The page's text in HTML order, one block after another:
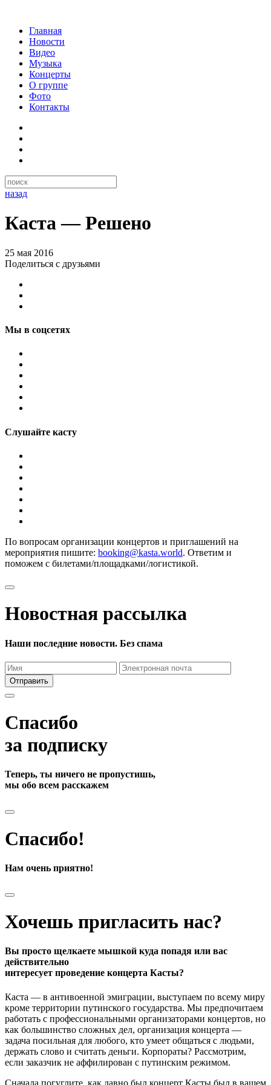
Главная
Новости
Видео
Музыка
Концерты
О группе
Фото
Контакты
назад
Каста — Решено
25 мая 2016
Поделиться с друзьями
Мы в соцсетях
Слушайте касту
По вопросам организации концертов и приглашений на
мероприятия пишите: booking@kasta.world. Ответим и
поможем с билетами/площадками/логистикой.
Новостная рассылка
Наши последние новости. Без спама
Отправить
Спасибо
за подписку
Теперь, ты ничего не пропустишь,
мы обо всем расскажем
Спасибо!
Нам очень приятно!
Хочешь пригласить нас?
Вы просто щелкаете мышкой куда попадя или вас
действительно
интересует проведение концерта Касты?
Каста — в антивоенной эмиграции, выступаем по всему миру
кроме территории путинского государства. Мы предпочитаем
работать с профессиональными организаторами концертов, но
как большинство сложных дел, организация концерта —
задача посильная для любого, кто умеет общаться с людьми,
держать слово и считать деньги. Корпораты? Рассмотрим,
если заказчик не аффилирован с путинским режимом.
Сначала погуглите, как давно был концерт Касты был в вашем